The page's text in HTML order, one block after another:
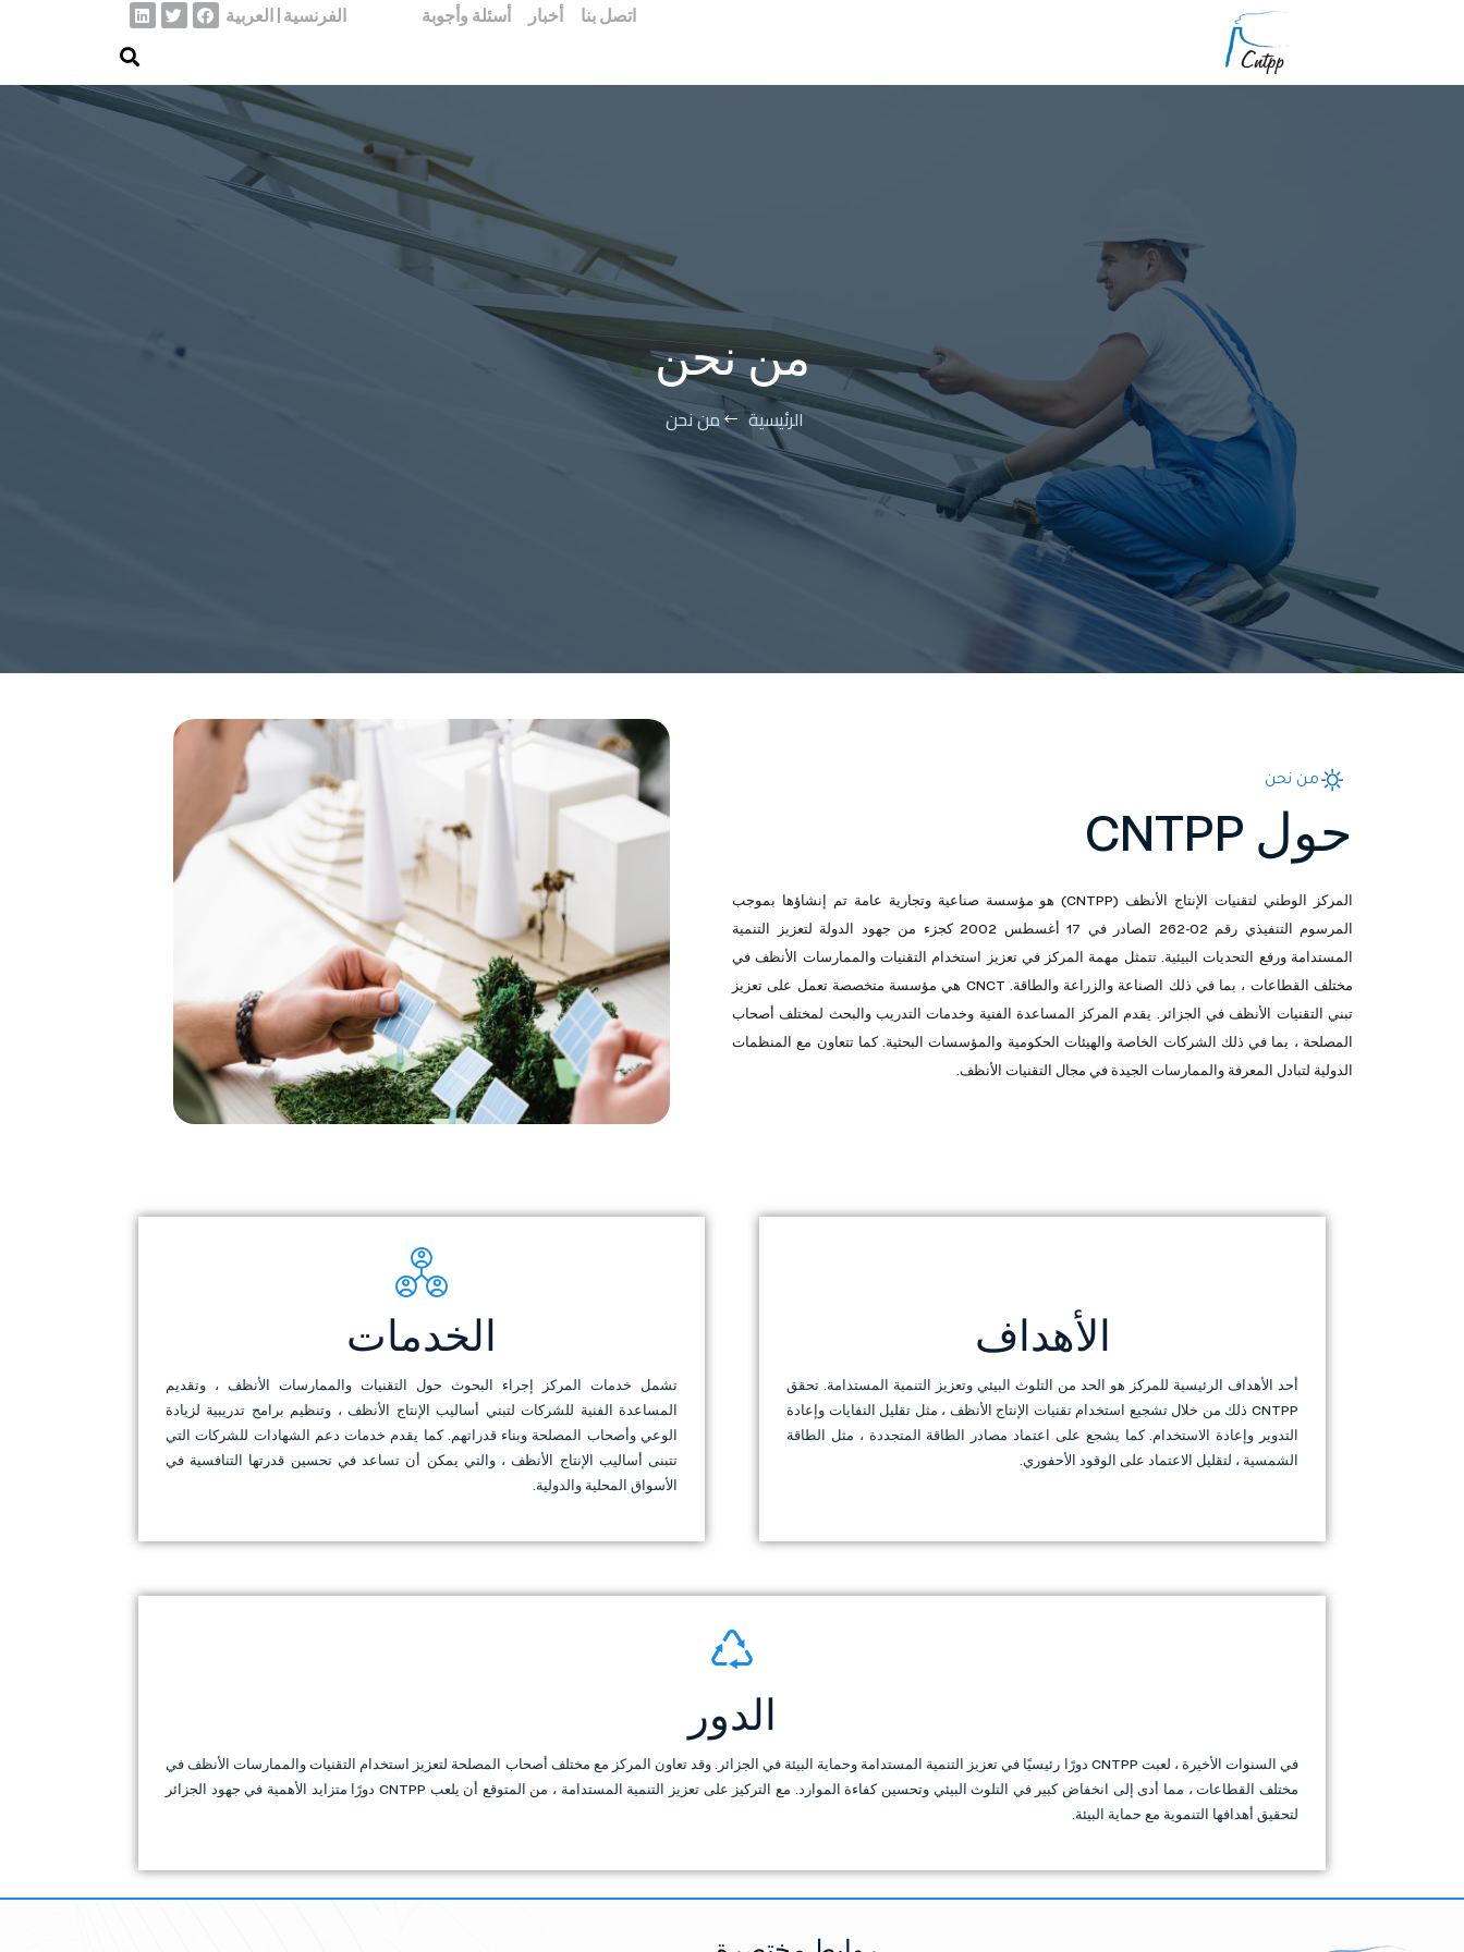
اتصل بنا أخبار أسئلة وأجوبة الفرنسية العربية
من نحن
الرئيسية من نحن
من نحن
حول CNTPP
المركز الوطني لتقنيات الإنتاج الأنظف (CNTPP) هو مؤسسة صناعية وتجارية عامة تم إنشاؤها بموجب
المرسوم التنفيذي رقم 02-262 الصادر في 17 أغسطس 2002 كجزء من جهود الدولة لتعزيز التنمية
المستدامة ورفع التحديات البيئية. تتمثل مهمة المركز في تعزيز استخدام التقنيات والممارسات الأنظف في
مختلف القطاعات ، بما في ذلك الصناعة والزراعة والطاقة. CNCT هي مؤسسة متخصصة تعمل على تعزيز
تبني التقنيات الأنظف في الجزائر. يقدم المركز المساعدة الفنية وخدمات التدريب والبحث لمختلف أصحاب
المصلحة ، بما في ذلك الشركات الخاصة والهيئات الحكومية والمؤسسات البحثية. كما تتعاون مع المنظمات
الدولية لتبادل المعرفة والممارسات الجيدة في مجال التقنيات الأنظف.
الأهداف
أحد الأهداف الرئيسية للمركز هو الحد من التلوث البيئي وتعزيز التنمية المستدامة. تحقق
CNTPP ذلك من خلال تشجيع استخدام تقنيات الإنتاج الأنظف ، مثل تقليل النفايات وإعادة
التدوير وإعادة الاستخدام. كما يشجع على اعتماد مصادر الطاقة المتجددة ، مثل الطاقة
الشمسية ، لتقليل الاعتماد على الوقود الأحفوري.
الخدمات
تشمل خدمات المركز إجراء البحوث حول التقنيات والممارسات الأنظف ، وتقديم
المساعدة الفنية للشركات لتبني أساليب الإنتاج الأنظف ، وتنظيم برامج تدريبية لزيادة
الوعي وأصحاب المصلحة وبناء قدراتهم. كما يقدم خدمات دعم الشهادات للشركات التي
تتبنى أساليب الإنتاج الأنظف ، والتي يمكن أن تساعد في تحسين قدرتها التنافسية في
الأسواق المحلية والدولية.
الدور
في السنوات الأخيرة ، لعبت CNTPP دورًا رئيسيًا في تعزيز التنمية المستدامة وحماية البيئة في الجزائر. وقد تعاون المركز مع مختلف أصحاب المصلحة لتعزيز استخدام التقنيات والممارسات الأنظف في
مختلف القطاعات ، مما أدى إلى انخفاض كبير في التلوث البيئي وتحسين كفاءة الموارد. مع التركيز على تعزيز التنمية المستدامة ، من المتوقع أن يلعب CNTPP دورًا متزايد الأهمية في جهود الجزائر
لتحقيق أهدافها التنموية مع حماية البيئة.